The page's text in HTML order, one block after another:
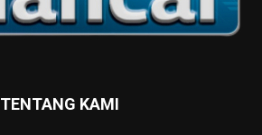
TENTANG KAMI